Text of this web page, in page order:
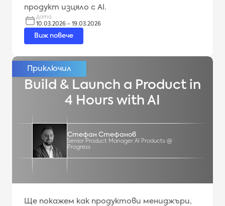
продукт изцяло с AI.
Дата
10.03.2026 - 19.03.2026
Виж повече
Build & Launch a Product in
4 Hours with AI
Стефан Стефанов
Senior Product Manager AI Products @
Progress
Ще покажем как продуктови мениджъри,